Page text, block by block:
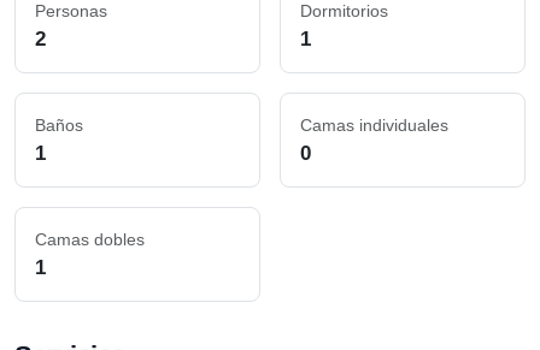
Personas
2
Dormitorios
1
Baños
1
Camas individuales
0
Camas dobles
1